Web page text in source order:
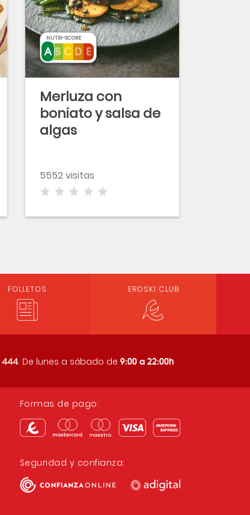
Merluza con
boniato y salsa de
algas
5552 visitas
NUTRI-SCORE
FOLLETOS EROSKI CLUB
. De lunes a sábado de 9:00 a 22:00h
Formas de pago:
Seguridad y confianza: